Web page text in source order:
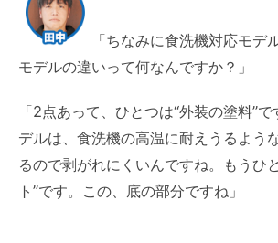
「ちなみに食洗機対応モデ
モデルの違いって何なんですか？」
「2点あって、ひとつは“外装の塗料”
デルは、食洗機の高温に耐えうるよう
るので剥がれにくいんですね。もうひ
ト”です。この、底の部分ですね」